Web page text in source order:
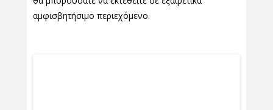
αμφισβητήσιμο περιεχόμενο.